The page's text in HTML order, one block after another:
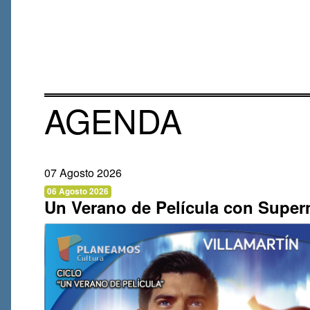
AGENDA
07 Agosto 2026
06 Agosto 2026
Un Verano de Película con